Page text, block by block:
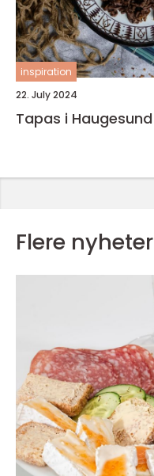
inspiration
22. July 2024
Tapas i Haugesund
Flere nyheter